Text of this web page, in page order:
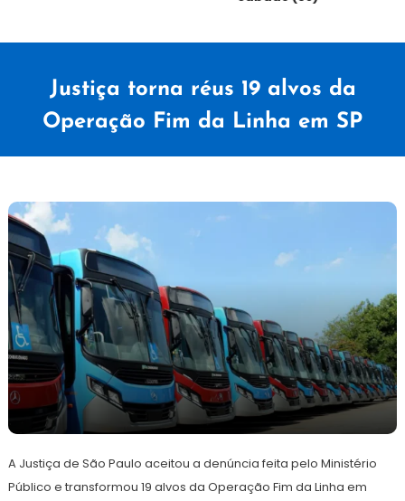
Justiça torna réus 19 alvos da
Operação Fim da Linha em SP
abril
de
Redação
A Justiça de São Paulo aceitou a denúncia feita pelo Ministério
Público e transformou 19 alvos da Operação Fim da Linha em